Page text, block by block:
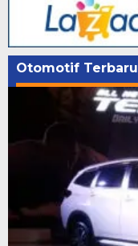
Otomotif Terbaru